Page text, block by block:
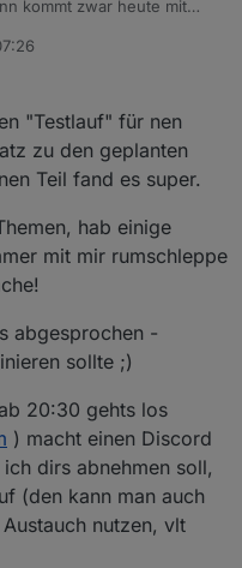
kommt zwar heute mit
ziehen können. Dann
das Treffen online wird :-)
"Testlauf" für nen
zu den geplanten
Teil fand es super.
hab einige
mit mir rumschleppe
abgesprochen -
sollte ;)
20:30 gehts los
) macht einen Discord
dirs abnehmen soll,
(den kann man auch
nutzen, vlt